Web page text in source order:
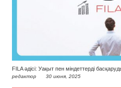
FILA әдісі: Уақыт пен міндеттерді
редактор 30 июня, 2025